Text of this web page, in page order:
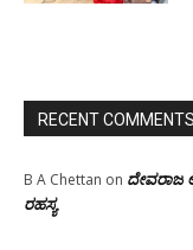
RECENT COMMENTS
B A Chettan on ದೇವರಾಜ
ರಹಸ್ಯ